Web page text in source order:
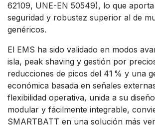
62109, UNE-EN 50549), lo que
seguridad y robustez superior al de
genéricos.
El EMS ha sido validado en modos
isla, peak shaving y gestión por
reducciones de picos del 41 % y una
económica basada en señales
flexibilidad operativa, unida a su
modular y fácilmente integrable,
SMARTBATT en una solución más